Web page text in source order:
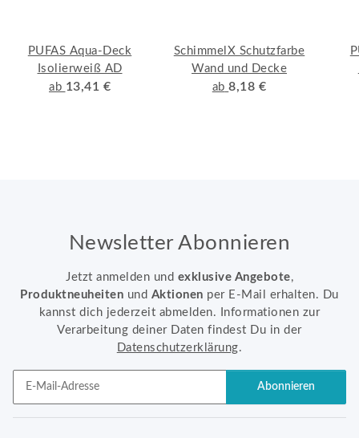
PUFAS Aqua-Deck
Isolierweiß AD
ab 13,41 €
SchimmelX Schutzfarbe
Wand und Decke
ab 8,18 €
Newsletter Abonnieren
Jetzt anmelden und exklusive Angebote,
Produktneuheiten und Aktionen per E-Mail erhalten. Du
kannst dich jederzeit abmelden. Informationen zur
Verarbeitung deiner Daten findest Du in der
Datenschutzerklärung.
Abonnieren